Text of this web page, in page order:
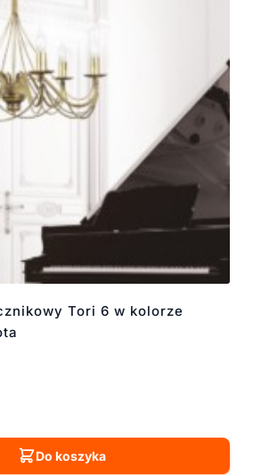
Tori 6 w kolorze
Do koszyka